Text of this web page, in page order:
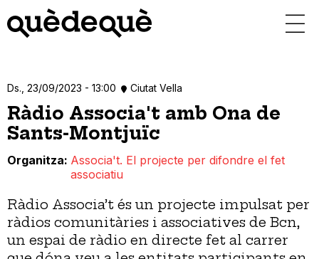
contingut
Ds., 23/09/2023 - 13:00 Ciutat Vella
Ràdio Associa't amb Ona de
Sants-Montjuïc
Organitza Associa't. El projecte per difondre el fet
associatiu
Ràdio Associa’t és un projecte impulsat per
ràdios comunitàries i associatives de Bcn,
un espai de ràdio en directe fet al carrer